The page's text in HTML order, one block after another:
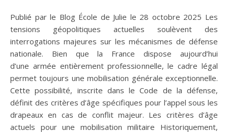
Publié par le Blog École de Julie le 28 octobre 2025 Les
tensions géopolitiques actuelles soulèvent des
interrogations majeures sur les mécanismes de défense
nationale. Bien que la France dispose aujourd’hui
d’une armée entièrement professionnelle, le cadre légal
permet toujours une mobilisation générale exceptionnelle.
Cette possibilité, inscrite dans le Code de la défense,
définit des critères d’âge spécifiques pour l’appel sous les
drapeaux en cas de conflit majeur. Les critères d’âge
actuels pour une mobilisation militaire Historiquement,